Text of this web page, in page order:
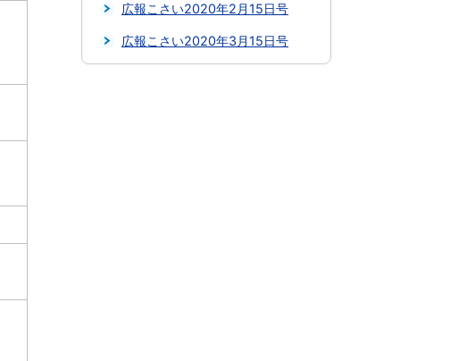
広報こさい2020年2月15日号
広報こさい2020年3月15日号